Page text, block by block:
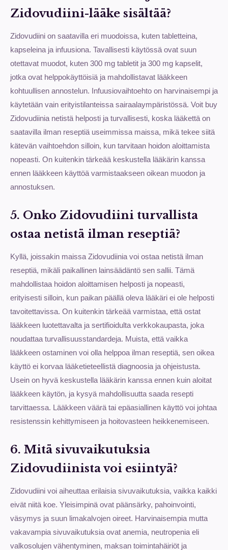
Zidovudiini-lääke sisältää?
Zidovudiini on saatavilla eri muodoissa, kuten tabletteina,
kapseleina ja infuusiona. Tavallisesti käytössä ovat suun
otettavat muodot, kuten 300 mg tabletit ja 300 mg kapselit,
jotka ovat helppokäyttöisiä ja mahdollistavat lääkkeen
kohtuullisen annostelun. Infuusiovaihtoehto on harvinaisempi ja
käytetään vain erityistilanteissa sairaalaympäristössä. Voit buy
Zidovudiinia netistä helposti ja turvallisesti, koska lääkettä on
saatavilla ilman reseptiä useimmissa maissa, mikä tekee siitä
kätevän vaihtoehdon silloin, kun tarvitaan hoidon aloittamista
nopeasti. On kuitenkin tärkeää keskustella lääkärin kanssa
ennen lääkkeen käyttöä varmistaakseen oikean muodon ja
annostuksen.
5. Onko Zidovudiini turvallista
ostaa netistä ilman reseptiä?
Kyllä, joissakin maissa Zidovudiinia voi ostaa netistä ilman
reseptiä, mikäli paikallinen lainsäädäntö sen sallii. Tämä
mahdollistaa hoidon aloittamisen helposti ja nopeasti,
erityisesti silloin, kun paikan päällä oleva lääkäri ei ole helposti
tavoitettavissa. On kuitenkin tärkeää varmistaa, että ostat
lääkkeen luotettavalta ja sertifioidulta verkkokaupasta, joka
noudattaa turvallisuusstandardeja. Muista, että vaikka
lääkkeen ostaminen voi olla helppoa ilman reseptiä, sen oikea
käyttö ei korvaa lääketieteellistä diagnoosia ja ohjeistusta.
Usein on hyvä keskustella lääkärin kanssa ennen kuin aloitat
lääkkeen käytön, ja kysyä mahdollisuutta saada resepti
tarvittaessa. Lääkkeen väärä tai epäasiallinen käyttö voi johtaa
resistenssin kehittymiseen ja hoitovasteen heikkenemiseen.
6. Mitä sivuvaikutuksia
Zidovudiinista voi esiintyä?
Zidovudiini voi aiheuttaa erilaisia sivuvaikutuksia, vaikka kaikki
eivät niitä koe. Yleisimpinä ovat päänsärky, pahoinvointi,
väsymys ja suun limakalvojen oireet. Harvinaisempia mutta
vakavampia sivuvaikutuksia ovat anemia, neutropenia eli
valkosolujen vähentyminen, maksan toimintahäiriöt ja